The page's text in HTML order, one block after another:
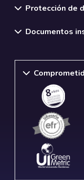
Protección de
Documentos